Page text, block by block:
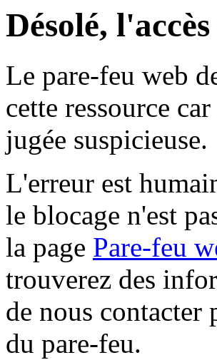
Désolé,
Le pare-feu web
cette ressource
jugée suspicieuse.
L'erreur est
le blocage n'est
la page Pare-feu
trouverez des
de nous contacter
du pare-feu.